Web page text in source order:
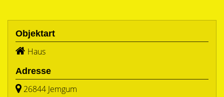
Objektart
Haus
Adresse
26844 Jemgum